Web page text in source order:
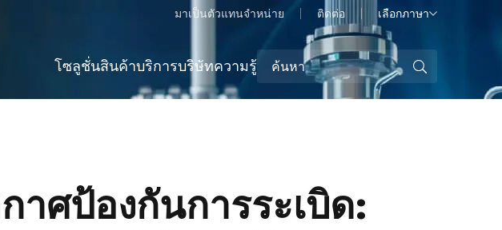
มาเป็นตัวแทนจำหน่าย ติดต่อ เลือกภาษา
โซลูชั่นสินค้าบริการบริษัทความรู้
าศป้องกันการระเบิด: